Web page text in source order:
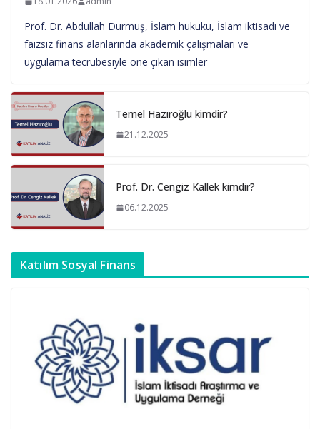
Prof. Dr. Abdullah Durmuş, İslam hukuku, İslam iktisadı ve
faizsiz finans alanlarında akademik çalışmaları ve
uygulama tecrübesiyle öne çıkan isimler
Temel Hazıroğlu kimdir?
21.12.2025
Prof. Dr. Cengiz Kallek kimdir?
06.12.2025
Katılım Sosyal Finans